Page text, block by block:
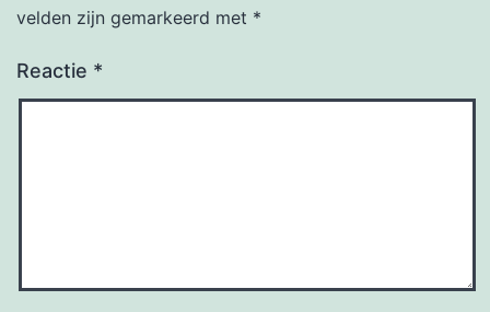
velden zijn gemarkeerd met *
Reactie *